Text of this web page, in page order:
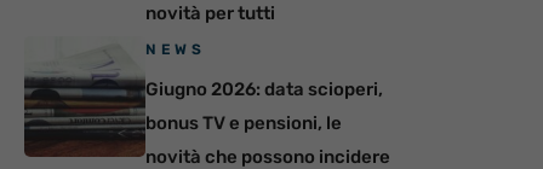
novità per tutti
NEWS
Giugno 2026: data scioperi,
bonus TV e pensioni, le
novità che possono incidere